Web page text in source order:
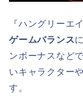
『ハングリーエ
ゲームバランス
ンボーナスなど
いキャラクター
す。